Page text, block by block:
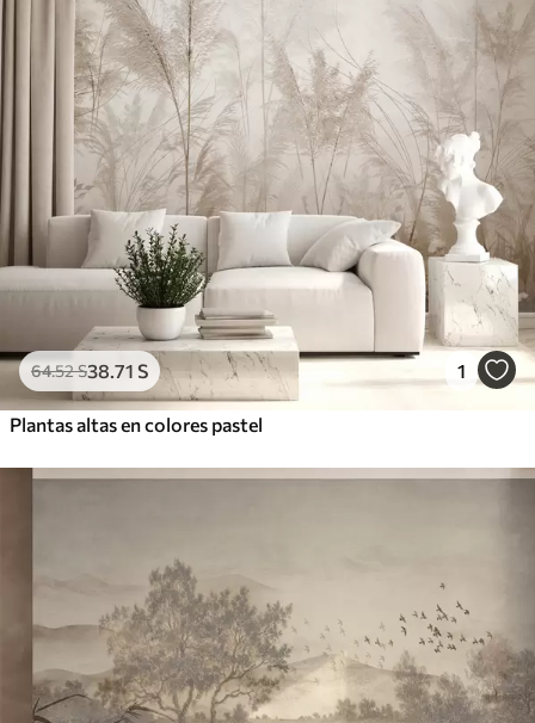
64.52S38 .71 S 1
Plantas altas en colores pastel